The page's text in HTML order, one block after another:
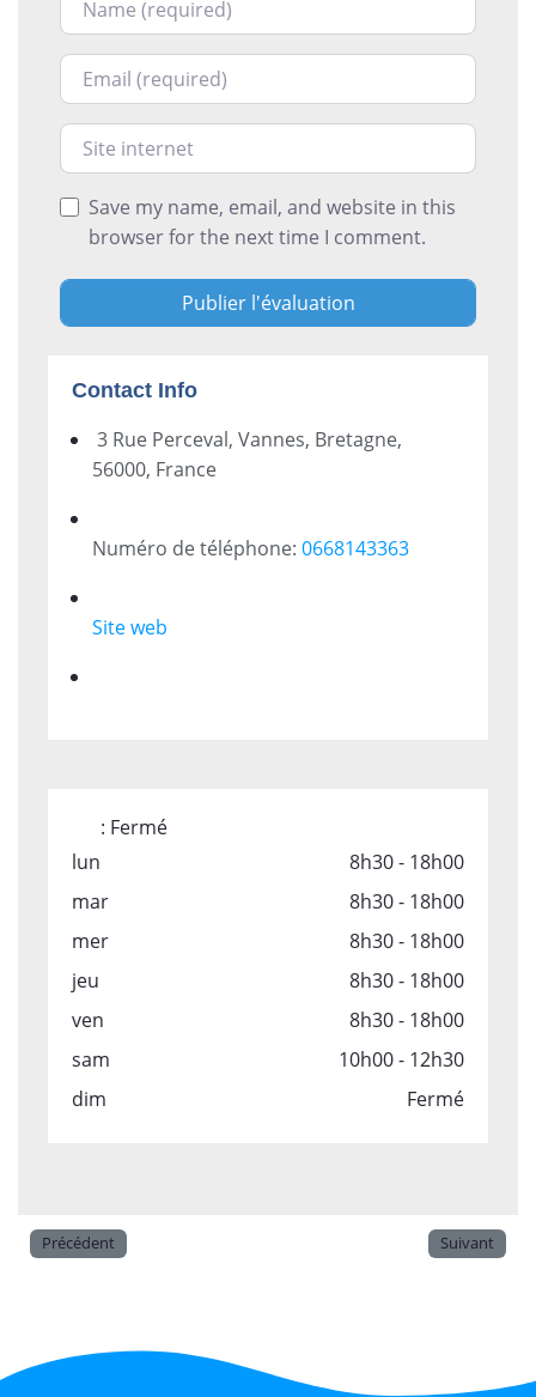
Courriel
Site internet
Save my name, email, and website in this
browser for the next time I comment.
Contact Info
3 Rue Perceval, Vannes, Bretagne,
56000, France
Numéro de téléphone: 0668143363
Site web
: Fermé
lun
8h30 - 18h00
mar
8h30 - 18h00
mer
8h30 - 18h00
jeu
8h30 - 18h00
ven
8h30 - 18h00
sam
10h00 - 12h30
dim
Fermé
Précédent Suivant